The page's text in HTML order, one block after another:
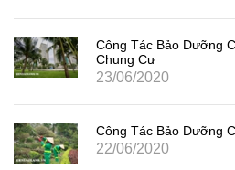
Công Tác Bảo Dưỡng
Chung Cư
23/06/2020
Công Tác Bảo Dưỡng
22/06/2020